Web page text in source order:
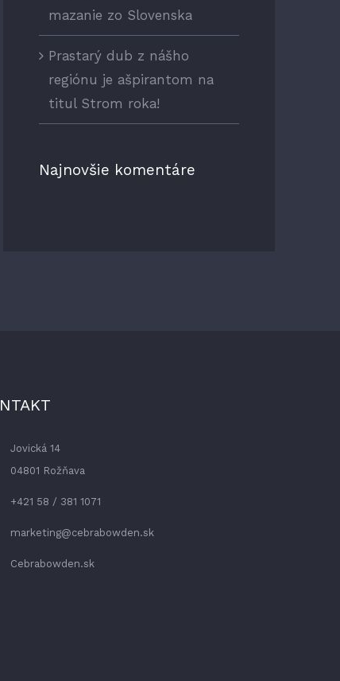
mazanie zo Slovenska
Prastarý dub z nášho
regiónu je ašpirantom na
titul Strom roka!
Najnovšie komentáre
Jovická 14
04801 Rožňava
+421 58 / 381 1071
marketing@cebrabowden.sk
Cebrabowden.sk